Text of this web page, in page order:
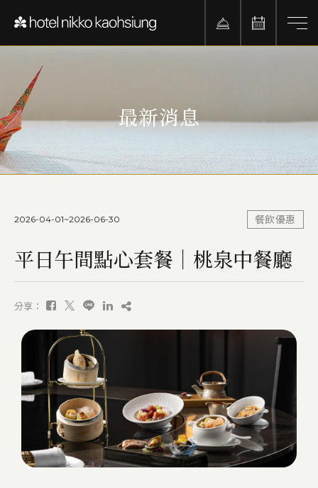
最新消息
2026-04-01~2026-06-30 餐飲優惠
平日午間點心套餐｜桃泉中餐廳
分享：